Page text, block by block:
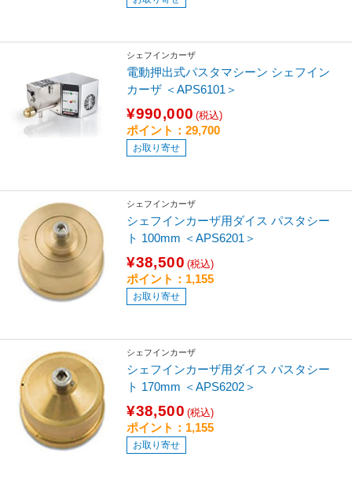
シェフインカーザ
電動押出式パスタマシーン シェフイン
カーザ ＜APS6101＞
¥990,000 (税込)
ポイント：29,700
お取り寄せ
シェフインカーザ
シェフインカーザ用ダイス パスタシー
ト 100mm ＜APS6201＞
¥38,500 (税込)
ポイント：1,155
お取り寄せ
シェフインカーザ
シェフインカーザ用ダイス パスタシー
ト 170mm ＜APS6202＞
¥38,500 (税込)
ポイント：1,155
お取り寄せ